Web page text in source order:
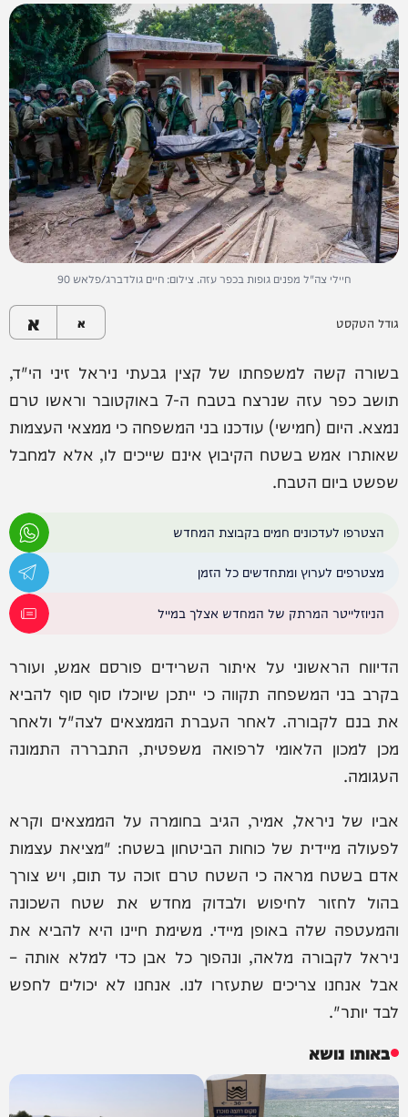
חיילי צה"ל מפנים גופות בכפר עזה. צילום: חיים גולדברג/פלאש 90
גודל הטקסט א א
בשורה קשה למשפחתו של קצין גבעתי ניראל זיני הי"ד,
תושב כפר עזה שנרצח בטבח ה-7 באוקטובר וראשו טרם
נמצא. היום (חמישי) עודכנו בני המשפחה כי ממצאי העצמות
שאותרו אמש בשטח הקיבוץ אינם שייכים לו, אלא למחבל
שפשט ביום הטבח.
הצטרפו לעדכונים חמים בקבוצת המחדש
מצטרפים לערוץ ומתחדשים כל הזמן
הניוזלייטר המרתק של המחדש אצלך במייל
הדיווח הראשוני על איתור השרידים פורסם אמש, ועורר
בקרב בני המשפחה תקווה כי ייתכן שיוכלו סוף סוף להביא
את בנם לקבורה. לאחר העברת הממצאים לצה"ל ולאחר
מכן למכון הלאומי לרפואה משפטית, התבררה התמונה
העגומה.
אביו של ניראל, אמיר, הגיב בחומרה על הממצאים וקרא
לפעולה מיידית של כוחות הביטחון בשטח: "מציאת עצמות
אדם בשטח מראה כי השטח טרם זוכה עד תום, ויש צורך
בהול לחזור לחיפוש ולבדוק מחדש את שטח השכונה
והמעטפה שלה באופן מיידי. משימת חיינו היא להביא את
ניראל לקבורה מלאה, ונהפוך כל אבן כדי למלא אותה –
אבל אנחנו צריכים שתעזרו לנו. אנחנו לא יכולים לחפש
לבד יותר".
באותו נושא